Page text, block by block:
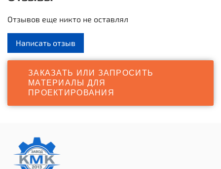
Отзывов еще никто не оставлял
Написать отзыв
ЗАКАЗАТЬ ИЛИ ЗАПРОСИТЬ
МАТЕРИАЛЫ ДЛЯ
ПРОЕКТИРОВАНИЯ